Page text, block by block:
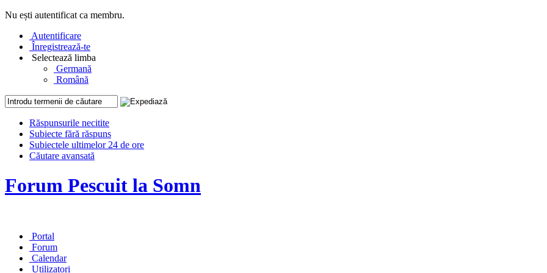
Nu ești autentificat ca membru.
Autentificare
Înregistrează-te
Selectează limba
Germană
Română
Răspunsurile necitite
Subiecte fără răspuns
Subiectele ultimelor 24 de ore
Căutare avansată
Forum Pescuit la Somn
Portal
Forum
Calendar
Utilizatori